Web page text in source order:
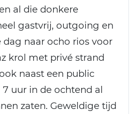
al die donkere
gastvrij, outgoing en
dag naar ocho rios voor
krol met privé strand
naast een public
uur in de ochtend al
zaten. Geweldige tijd